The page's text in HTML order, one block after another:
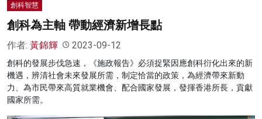
創科智慧
創科為主軸 帶動經濟新增長點
作者: 黃錦輝 2023-09-12
創科的發展步伐急速，《施政報告》必須捉緊因應創科衍化出來的新
機遇，辨清社會未來發展所需，制定恰當的政策，為經濟帶來新動
力、為市民帶來高質就業機會、配合國家發展，發揮香港所長，貢獻
國家所需。